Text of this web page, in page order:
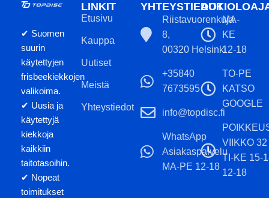
✔ Suomen
suurin
käytettyjen
frisbeekiekkojen
valikoima.
✔ Uusia ja
käytettyjä
kiekkoja
kaikkiin
taitotasoihin.
✔ Nopeat
toimitukset
LINKIT
Etusivu
Kauppa
Uutiset
Meistä
Yhteystiedot
YHTEYSTIEDOT
Riistavuorenkuja
8,
00320 Helsinki
+35840
7673595
info@topdisc.fi
WhatsApp
Asiakaspalvelu
MA-PE 12-18
MA-
KE
12-18
TO-PE
KATSO
GOOGLE
VIIKKO 32
TI-KE 15-
12-18